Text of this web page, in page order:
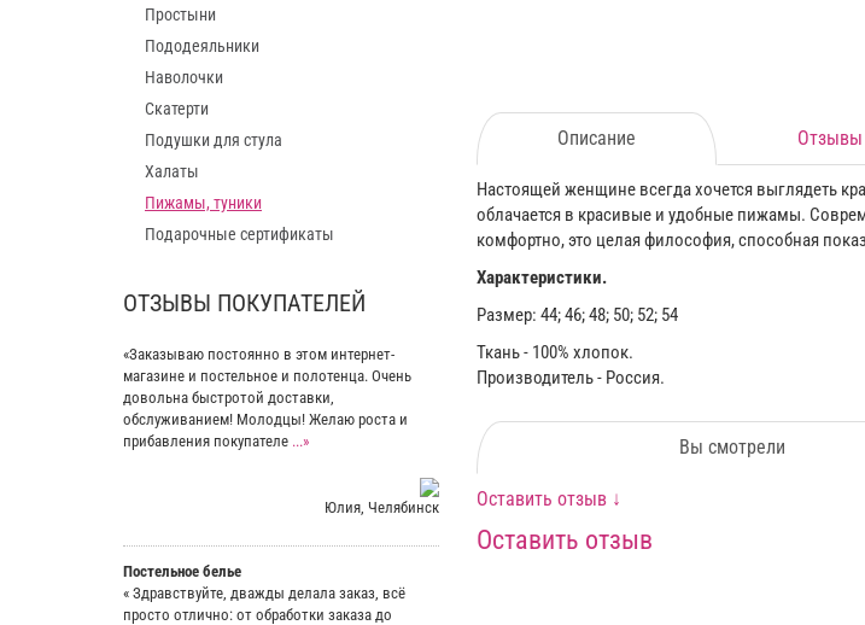
Простыни
Пододеяльники
Наволочки
Скатерти
Подушки для стула
Халаты
Пижамы, туники
Подарочные сертификаты
ОТЗЫВЫ ПОКУПАТЕЛЕЙ
«Заказываю постоянно в этом интернет-
магазине и постельное и полотенца. Очень
довольна быстротой доставки,
обслуживанием! Молодцы! Желаю роста и
прибавления покупателе ...»
Юлия, Челябинск
Постельное белье
« Здравствуйте, дважды делала заказ, всё
просто отлично: от обработки заказа до
Описание Отзывы
Настоящей женщине всегда хочется выглядеть
облачается в красивые и удобные пижамы.
комфортно, это целая философия, способная
Характеристики.
Размер: 44; 46; 48; 50; 52; 54
Ткань - 100% хлопок.
Производитель - Россия.
Вы смотрели
Оставить отзыв ↓
Оставить отзыв